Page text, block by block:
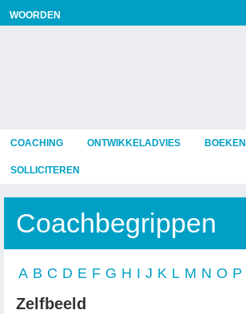
WOORDEN
COACHING ONTWIKKELADVIES BOEKEN
SOLLICITEREN
Coachbegrippen
A B C D E F G H I J K L M N O P
Zelfbeeld